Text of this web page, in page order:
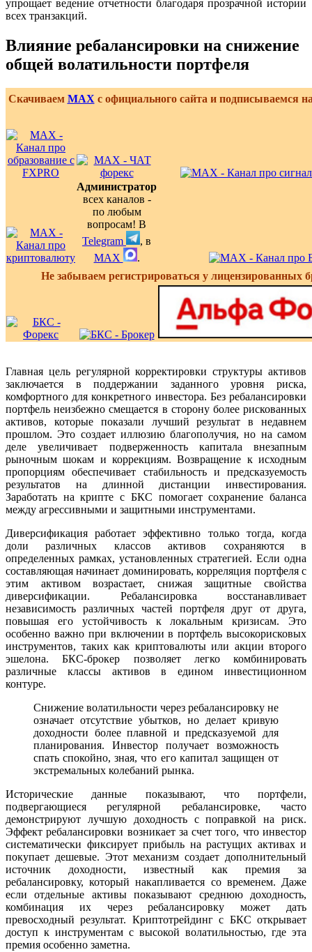
упрощает ведение отчетности благодаря прозрачной истории
всех транзакций.
Влияние ребалансировки на снижение
общей волатильности портфеля
Скачиваем MAX с официального сайта и подписываемся
Администратор
всех каналов -
по любым
вопросам! В
Telegram
, в
MAX
.
Не забываем регистрироваться у лицензированных
Главная цель регулярной корректировки структуры активов
заключается в поддержании заданного уровня риска,
комфортного для конкретного инвестора. Без ребалансировки
портфель неизбежно смещается в сторону более рискованных
активов, которые показали лучший результат в недавнем
прошлом. Это создает иллюзию благополучия, но на самом
деле увеличивает подверженность капитала внезапным
рыночным шокам и коррекциям. Возвращение к исходным
пропорциям обеспечивает стабильность и предсказуемость
результатов на длинной дистанции инвестирования.
Заработать на крипте с БКС помогает сохранение баланса
между агрессивными и защитными инструментами.
Диверсификация работает эффективно только тогда, когда
доли различных классов активов сохраняются в
определенных рамках, установленных стратегией. Если одна
составляющая начинает доминировать, корреляция портфеля с
этим активом возрастает, снижая защитные свойства
диверсификации. Ребалансировка восстанавливает
независимость различных частей портфеля друг от друга,
повышая его устойчивость к локальным кризисам. Это
особенно важно при включении в портфель высокорисковых
инструментов, таких как криптовалюты или акции второго
эшелона. БКС-брокер позволяет легко комбинировать
различные классы активов в едином инвестиционном
контуре.
Снижение волатильности через ребалансировку не
означает отсутствие убытков, но делает кривую
доходности более плавной и предсказуемой для
планирования. Инвестор получает возможность
спать спокойно, зная, что его капитал защищен от
экстремальных колебаний рынка.
Исторические данные показывают, что портфели,
подвергающиеся регулярной ребалансировке, часто
демонстрируют лучшую доходность с поправкой на риск.
Эффект ребалансировки возникает за счет того, что инвестор
систематически фиксирует прибыль на растущих активах и
покупает дешевые. Этот механизм создает дополнительный
источник доходности, известный как премия за
ребалансировку, который накапливается со временем. Даже
если отдельные активы показывают среднюю доходность,
комбинация их через ребалансировку может дать
превосходный результат. Криптотрейдинг с БКС открывает
доступ к инструментам с высокой волатильностью, где эта
премия особенно заметна.